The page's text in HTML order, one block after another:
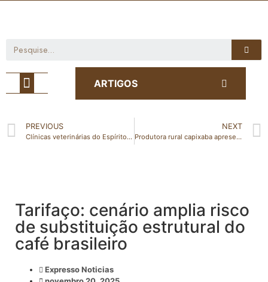
ARTIGOS
PREVIOUS
Clínicas veterinárias do Espírito Santo passam a ser obrigadas a denunciarem violência contra animais
NEXT
Produtora rural capixaba apresenta case de sustentabilidade na COP30
Tarifaço: cenário amplia risco
de substituição estrutural do
café brasileiro
Expresso Noticias